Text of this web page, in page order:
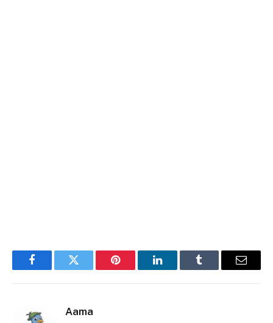
FacebookTwitter Pinterest LinkedInTumblr
E-
Aama